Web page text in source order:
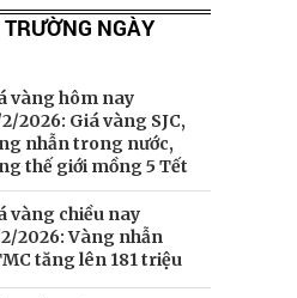
NGÀY
vàng hôm nay
2026: Giá vàng SJC,
nhẫn trong nước,
thế giới mồng 5 Tết
vàng chiều nay
2/2026: Vàng nhẫn
tăng lên 181 triệu